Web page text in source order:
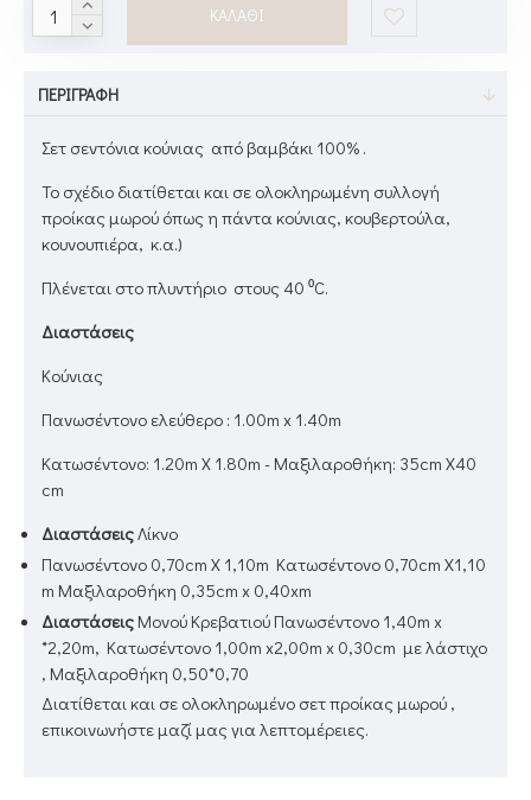
ΚΑΛΆΘΙ
ΠΕΡΙΓΡΑΦΉ
Σετ σεντόνια κούνιας από βαμβάκι 100% .
To σχέδιο διατίθεται και σε ολοκληρωμένη συλλογή
προίκας μωρού όπως η πάντα κούνιας, κουβερτούλα,
κουνουπιέρα, κ.α.)
Πλένεται στο πλυντήριο στους 40 ⁰C.
Διαστάσεις
Κούνιας
Πανωσέντονο ελεύθερο : 1.00m x 1.40m
Κατωσέντονο: 1.20m Χ 1.80m - Μαξιλαροθήκη: 35cm X40
cm
ΔιαστάσειςΛίκνο
Πανωσέντονο 0,70cm Χ 1,10m Κατωσέντονο 0,70cm Χ1,10
m Μαξιλαροθήκη 0,35cm x 0,40xm
Διαστάσεις Μονού Κρεβατιού Πανωσέντονο 1,40m x
*2,20m, Κατωσέντονο 1,00m x2,00m x 0,30cm με λάστιχο
, Μαξιλαροθήκη 0,50*0,70
Διατίθεται και σε ολοκληρωμένο σετ προίκας μωρού ,
επικοινωνήστε μαζί μας για λεπτομέρειες.